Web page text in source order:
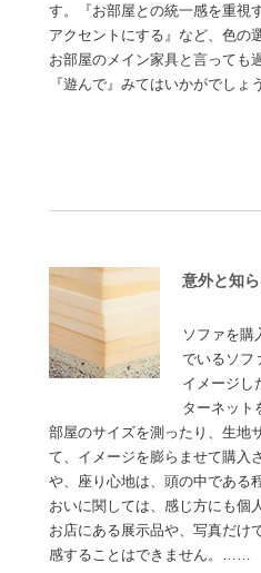
す。『お部屋との統一感を重視
アクセントにする』など、色の
お部屋のメイン家具と言っても
『遊んで』みてはいかがでしょ
意外と知
ソファを購
でいるソフ
イメージし
ターネット
部屋のサイズを測ったり、生地
て、イメージを膨らませて購入
や、座り心地は、頭の中である
おいに関しては、感じ方にも個
お店にある展示品や、写真だけ
感することはできません。……